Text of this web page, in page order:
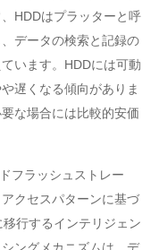
HDDはプラッターと呼
データの検索と記録の
います。HDDには可動
遅くなる傾向がありま
な場合には比較的安価
フラッシュストレー
クセスパターンに基づ
行するインテリジェン